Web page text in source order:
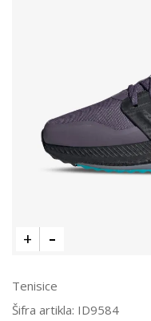
Tenisice
Šifra artikla: ID9584